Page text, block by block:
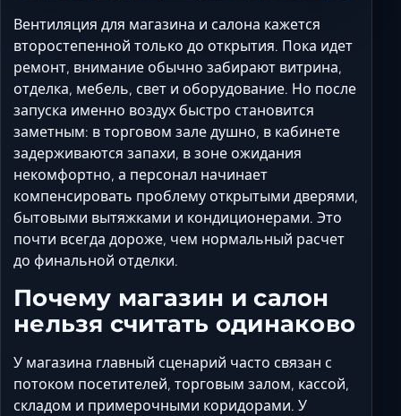
Симферополь
Сочи
Ставрополь
Таганрог
Шахты
Элиста
Ялта
Вентиляция для магазина и салона кажется
второстепенной только до открытия. Пока идет
ремонт, внимание обычно забирают витрина,
отделка, мебель, свет и оборудование. Но после
запуска именно воздух быстро становится
заметным: в торговом зале душно, в кабинете
задерживаются запахи, в зоне ожидания
некомфортно, а персонал начинает
компенсировать проблему открытыми дверями,
бытовыми вытяжками и кондиционерами. Это
почти всегда дороже, чем нормальный расчет
до финальной отделки.
Почему магазин и салон
нельзя считать одинаково
У магазина главный сценарий часто связан с
потоком посетителей, торговым залом, кассой,
складом и примерочными коридорами. У